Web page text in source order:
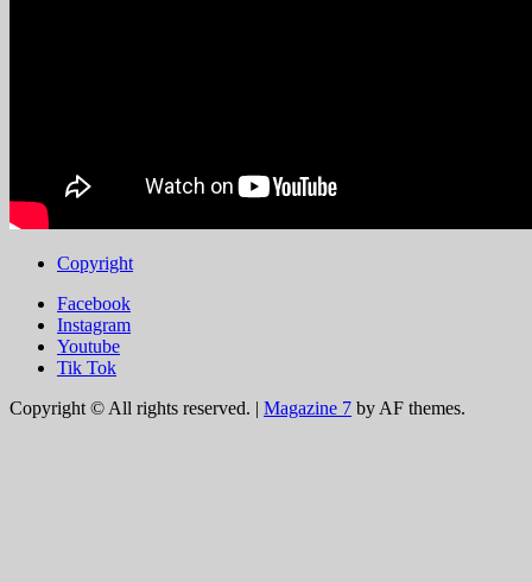
Copyright
Facebook
Instagram
Youtube
Tik Tok
Copyright © All rights reserved. | Magazine 7 by AF themes.